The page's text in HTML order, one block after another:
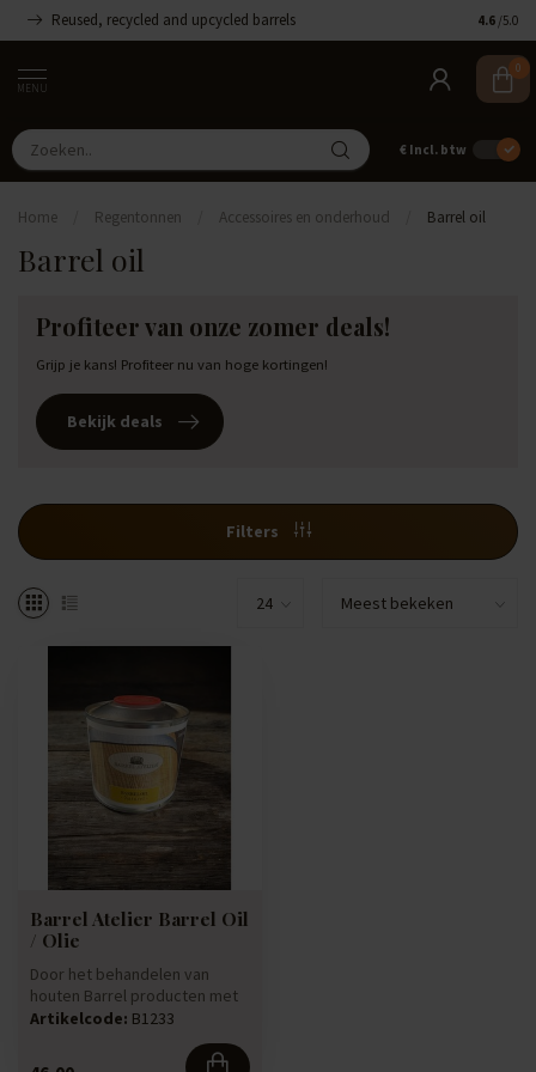
Reused, recycled and upcycled barrels 4.6 /5.0
MENU
0
€ Incl. btw
Home Regentonnen Accessoires en onderhoud Barrel oil
Barrel oil
Profiteer van onze zomer deals!
Grijp je kans! Profiteer nu van hoge kortingen!
Bekijk deals
Filters
Barrel Atelier Barrel Oil
/ Olie
Door het behandelen van
houten Barrel producten met
deze Barrel Oil zullen de ja...
Artikelcode: B1233